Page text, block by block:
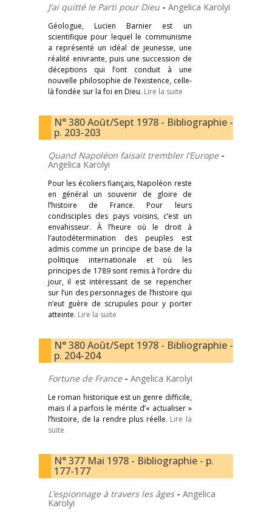
J’ai quitté le Parti pour Dieu - Angelica Karolyi
Géologue, Lucien Barnier est un
scientifique pour lequel le communisme
a représenté un idéal de jeunesse, une
réalité enivrante, puis une succession de
déceptions qui l’ont conduit à une
nouvelle philosophie de l’existence, celle-
là fondée sur la foi en Dieu. Lire la suite
N° 380 Août/Sept 1978 - Bibliographie -
p. 203-203
Quand Napoléon faisait trembler l’Europe -
Angelica Karolyi
Pour les écoliers fiançais, Napoléon reste
en général un souvenir de gloire de
l’histoire de France. Pour leurs
condisciples des pays voisins, c’est un
envahisseur. À l’heure où le droit à
l’autodétermination des peuples est
admis comme un principe de base de la
politique internationale et où les
principes de 1789 sont remis à l’ordre du
jour, il est intéressant de se repencher
sur l’un des personnages de l’histoire qui
n’eut guère de scrupules pour y porter
atteinte. Lire la suite
N° 380 Août/Sept 1978 - Bibliographie -
p. 204-204
Fortune de France - Angelica Karolyi
Le roman historique est un genre difficile,
mais il a parfois le mérite d’« actualiser »
l’histoire, de la rendre plus réelle. Lire la
suite
N° 377 Mai 1978 - Bibliographie - p.
177-177
L’espionnage à travers les âges - Angelica
Karolyi